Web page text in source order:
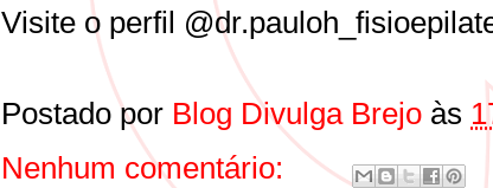
Visite o perfil
Postado por Blog Divulga Brejo às
Nenhum comentário: